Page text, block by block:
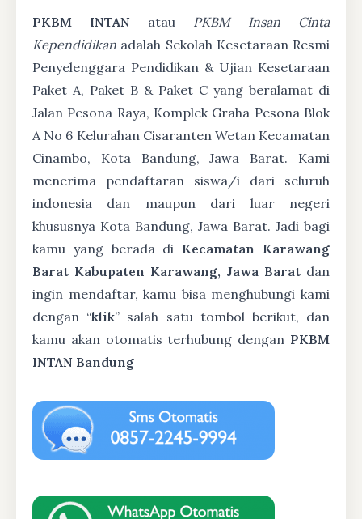
PKBM INTAN atau PKBM Insan Cinta
Kependidikan adalah Sekolah Kesetaraan Resmi
Penyelenggara Pendidikan & Ujian Kesetaraan
Paket A, Paket B & Paket C yang beralamat di
Jalan Pesona Raya, Komplek Graha Pesona Blok
A No 6 Kelurahan Cisaranten Wetan Kecamatan
Cinambo, Kota Bandung, Jawa Barat. Kami
menerima pendaftaran siswa/i dari seluruh
indonesia dan maupun dari luar negeri
khususnya Kota Bandung, Jawa Barat. Jadi bagi
kamu yang berada di Kecamatan Karawang
Barat Kabupaten Karawang, Jawa Baratdan
ingin mendaftar, kamu bisa menghubungi kami
dengan “klik” salah satu tombol berikut, dan
kamu akan otomatis terhubung dengan PKBM
INTAN Bandung